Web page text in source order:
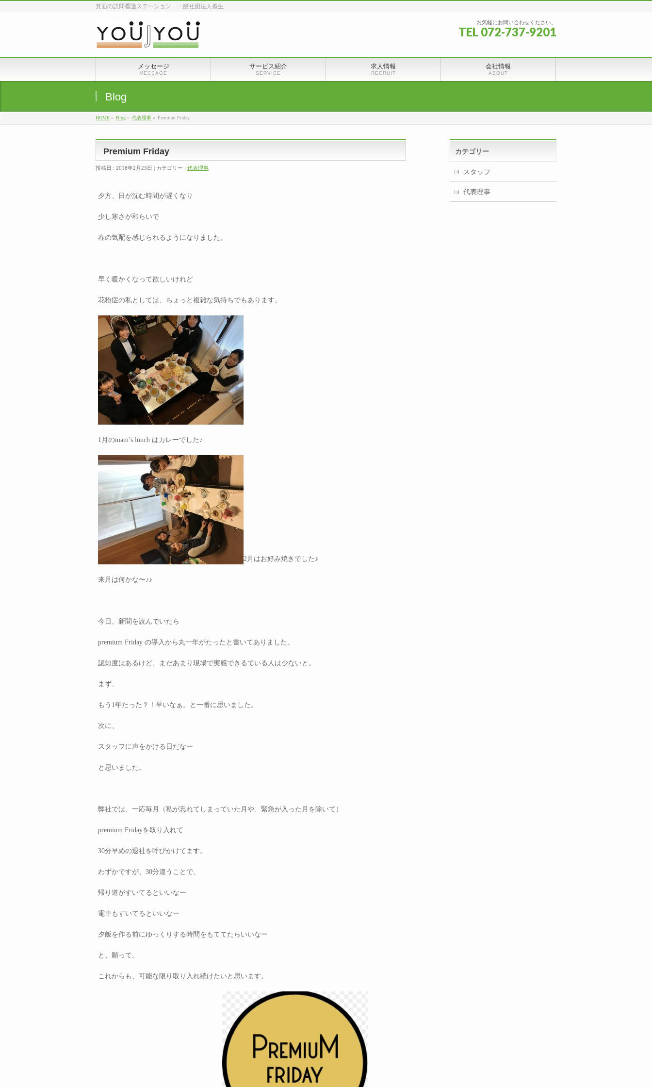
箕面の訪問看護ステーション – 一般社団法人養生
お気軽にお問い合わせください。
TEL 072-737-9201
メッセージ
MESSAGE
サービス紹介
SERVICE
求人情報
RECRUIT
会社情報
ABOUT
Blog
HOME » Blog » 代表理事 » Premium Friday
Premium Friday
投稿日 : 2018年2月23日 | カテゴリー : 代表理事
夕方、日が沈む時間が遅くなり
少し寒さが和らいで
春の気配を感じられるようになりました。
早く暖かくなって欲しいけれど
花粉症の私としては、ちょっと複雑な気持ちでもあります。
1月のmam’s lunch はカレーでした♪
2月はお好み焼きでした♪
来月は何かな〜♪♪
今日、新聞を読んでいたら
premium Friday の導入から丸一年がたったと書いてありました。
認知度はあるけど、まだあまり現場で実感できるている人は少ないと。
まず、
もう1年たった？！早いなぁ。と一番に思いました。
次に、
スタッフに声をかける日だなー
と思いました。
弊社では、一応毎月（私が忘れてしまっていた月や、緊急が入った月を除いて）
premium Fridayを取り入れて
30分早めの退社を呼びかけてます。
わずかですが、30分違うことで、
帰り道がすいてるといいなー
電車もすいてるといいなー
夕飯を作る前にゆっくりする時間をもててたらいいなー
と、願って。
これからも、可能な限り取り入れ続けたいと思います。
カテゴリー
スタッフ
代表理事